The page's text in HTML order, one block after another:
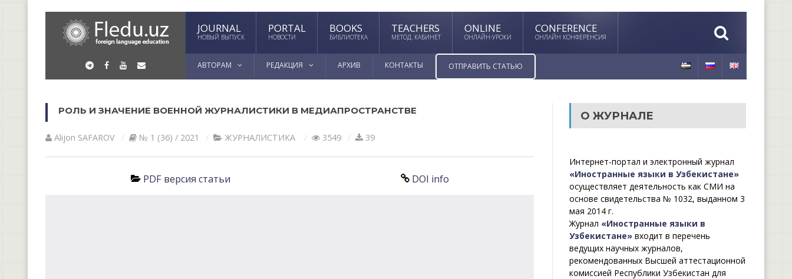
JOURNAL
НОВЫЙ ВЫПУСК
PORTAL
НОВОСТИ
BOOKS
БИБЛИОТЕКА
TEACHERS
МЕТОД. КАБИНЕТ
ONLINE
ОНЛАЙН-УРОКИ
CONFERENCE
ОНЛАЙН КОНФЕРЕНСИЯ
АВТОРАМ РЕДАКЦИЯ АРХИВ КОНТАКТЫ ОТПРАВИТЬ СТАТЬЮ
РОЛЬ И ЗНАЧЕНИЕ ВОЕННОЙ ЖУРНАЛИСТИКИ В МЕДИАПРОСТРАНСТВЕ
Alijon SAFAROV № 1 (36) / 2021 ЖУРНАЛИСТИКА 3549 39
PDF версия статьи DOI info
О ЖУРНАЛЕ
Интернет-портал и электронный журнал
«Иностранные языки в Узбекистане»
осуществляет деятельность как СМИ на
основе свидетельства № 1032, выданном 3
мая 2014 г.
Журнал «Иностранные языки в
Узбекистане»входит в перечень
ведущих научных журналов,
рекомендованных Высшей аттестационной
комиссией Республики Узбекистан для